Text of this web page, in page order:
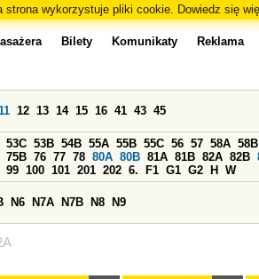
strona wykorzystuje pliki cookie. Dowiedz się
Bilety Komunikaty Reklama
12 13 14 15 16 41 43 45
53C 53B 54B 55A 55B 55C 56 57 58A 58B
75B 76 77 78 80A 80B 81A 81B 82A 82B
99 100 101 201 202 6. F1 G1 G2 H W
N6 N7A N7B N8 N9